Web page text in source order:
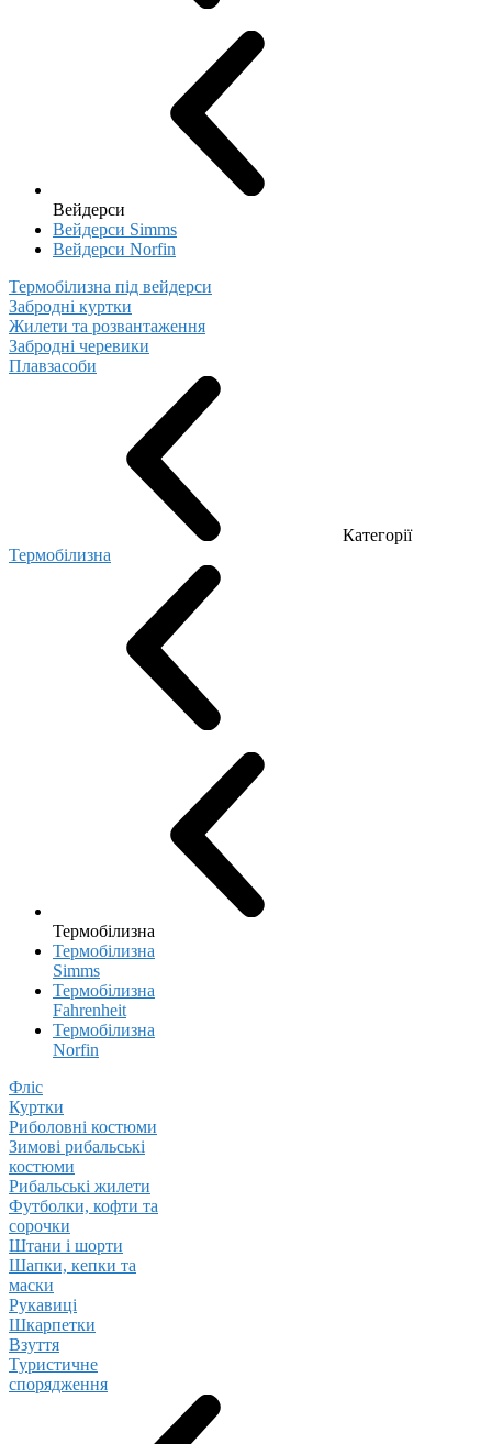
Вейдерси
Вейдерси Simms
Вейдерси Norfin
Термобілизна під вейдерси
Забродні куртки
Жилети та розвантаження
Забродні черевики
Плавзасоби
Категорії
Термобілизна
Термобілизна
Термобілизна
Simms
Термобілизна
Fahrenheit
Термобілизна
Norfin
Фліс
Куртки
Риболовні костюми
Зимові рибальські
костюми
Рибальські жилети
Футболки, кофти та
сорочки
Штани і шорти
Шапки, кепки та
маски
Рукавиці
Шкарпетки
Взуття
Туристичне
спорядження